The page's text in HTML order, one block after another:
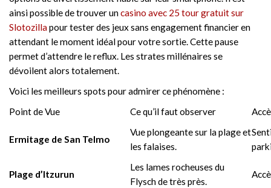
ainsi possible de trouver uncasino avec 25 tour gratuit sur
Slotozillapour tester des jeux sans engagement financier en
attendant le moment idéal pour votre sortie. Cette pause
permet d’attendre le reflux. Les strates millénaires se
dévoilent alors totalement.
Voici les meilleurs spots pour admirer ce phénomène :
Point de Vue
Ce qu’il faut observer
Ermitage de San Telmo
Vue plongeante sur la plage et
les falaises.
Plage d’Itzurun
Les lames rocheuses du
Flysch de très près.